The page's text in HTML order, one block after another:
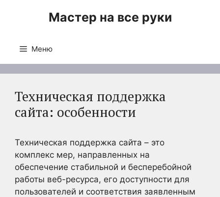
Мастер на все руки
Меню
Техническая поддержка
сайта: особенности
Техническая поддержка сайта – это
комплекс мер, направленных на
обеспечение стабильной и бесперебойной
работы веб-ресурса, его доступности для
пользователей и соответствия заявленным